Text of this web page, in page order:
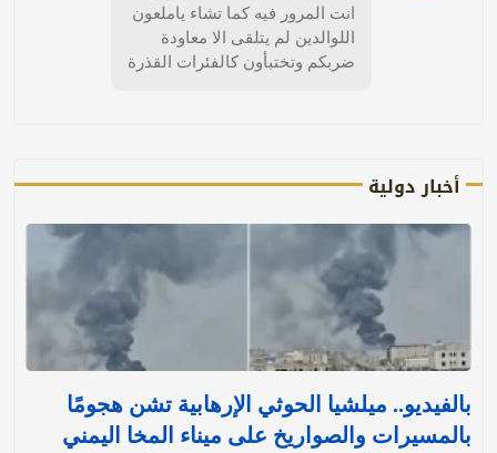
انت المرور فيه كما تشاء ياملعون
اللوالدين لم يتلقى الا معاودة
ضربكم وتختبأون كالفئرات القذرة
أخبار دولية
بالفيديو.. ميلشيا الحوثي الإرهابية تشن هجومًا
بالمسيرات والصواريخ على ميناء المخا اليمني